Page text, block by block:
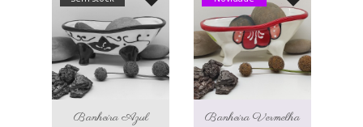
Banheira Azul Banheira Vermelha